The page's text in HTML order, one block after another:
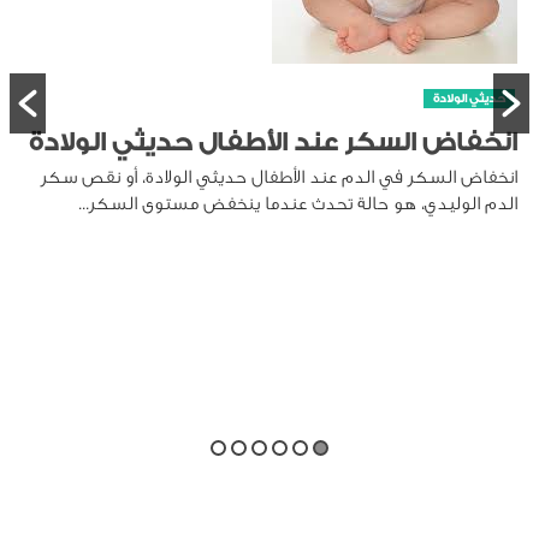
حديثي الولادة
انخفاض السكر عند الأطفال حديثي الولادة
انخفاض السكر في الدم عند الأطفال حديثي الولادة، أو نقص سكر
الدم الوليدي، هو حالة تحدث عندما ينخفض مستوى السكر...